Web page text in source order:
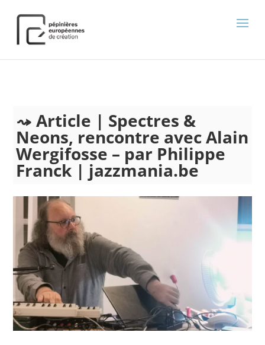
Article | Spectres &
Neons, rencontre avec Alain
Wergifosse – par Philippe
Franck | jazzmania.be